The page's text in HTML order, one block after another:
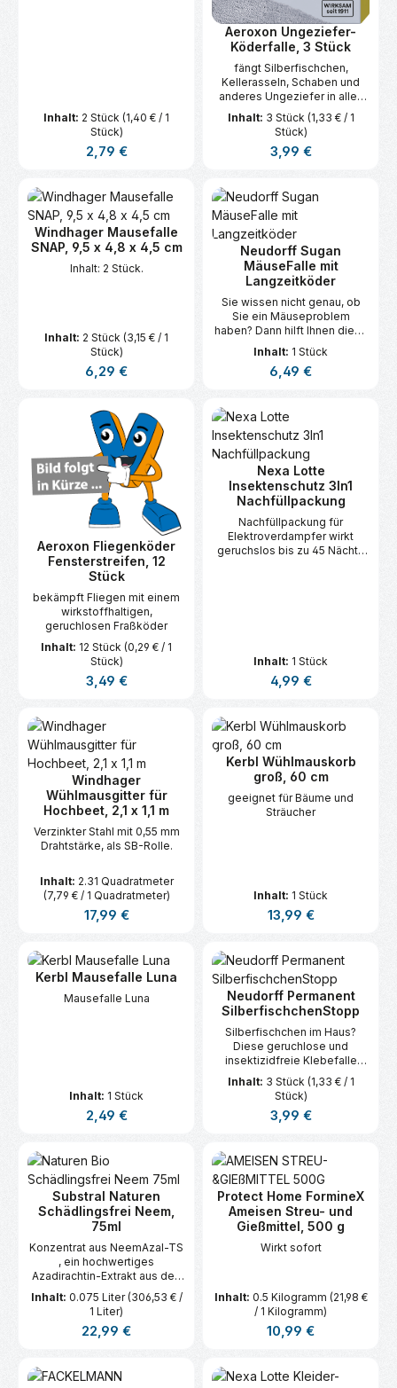
Inhalt: 2 Stück (1,40 € / 1
Stück)
Regulärer Preis:
2,79 €
Aeroxon Ungeziefer-
Köderfalle, 3 Stück
fängt Silberfischchen,
Kellerasseln, Schaben und
anderes Ungeziefer in allen
Räumen
Inhalt: 3 Stück (1,33 € / 1
Stück)
Regulärer Preis:
3,99 €
Windhager Mausefalle
SNAP, 9,5 x 4,8 x 4,5 cm
Inhalt: 2 Stück.
Inhalt: 2 Stück (3,15 € / 1
Stück)
Regulärer Preis:
6,29 €
Neudorff Sugan
MäuseFalle mit
Langzeitköder
Sie wissen nicht genau, ob
Sie ein Mäuseproblem
haben? Dann hilft Ihnen diese
Inhalt: 1 Stück
Regulärer Preis:
6,49 €
Aeroxon Fliegenköder
Fensterstreifen, 12
Stück
bekämpft Fliegen mit einem
wirkstoffhaltigen,
geruchlosen Fraßköder
Inhalt: 12 Stück (0,29 € / 1
Stück)
Regulärer Preis:
3,49 €
Nexa Lotte
Insektenschutz 3In1
Nachfüllpackung
Nachfüllpackung für
Elektroverdampfer wirkt
geruchslos bis zu 45 Nächte
Inhalt: 1 Stück
Regulärer Preis:
4,99 €
Windhager
Wühlmausgitter für
Hochbeet, 2,1 x 1,1 m
Verzinkter Stahl mit 0,55 mm
Drahtstärke, als SB-Rolle.
Inhalt: 2.31 Quadratmeter
(7,79 € / 1 Quadratmeter)
Regulärer Preis:
17,99 €
Kerbl Wühlmauskorb
groß, 60 cm
geeignet für Bäume und
Sträucher
Inhalt: 1 Stück
Regulärer Preis:
13,99 €
Kerbl Mausefalle Luna
Mausefalle Luna
Inhalt: 1 Stück
Regulärer Preis:
2,49 €
Neudorff Permanent
SilberfischchenStopp
Silberfischchen im Haus?
Diese geruchlose und
insektizidfreie Klebefalle
schafft effektiv Abhilfe!
Inhalt: 3 Stück (1,33 € / 1
Stück)
Regulärer Preis:
3,99 €
Substral Naturen
Schädlingsfrei Neem,
75ml
Konzentrat aus NeemAzal-TS
, ein hochwertiges
Azadirachtin-Extrakt aus den
Neem-Kernen. Wirksam
gegen viele saugende und
beißende Schädlinge an
Obst-, Gemüse &
Inhalt: 0.075 Liter(306,53 € /
1 Liter)
Regulärer Preis:
22,99 €
Protect Home FormineX
Ameisen Streu- und
Gießmittel, 500 g
Wirkt sofort
Inhalt: 0.5 Kilogramm (21,98 €
/ 1 Kilogramm)
Regulärer Preis:
10,99 €